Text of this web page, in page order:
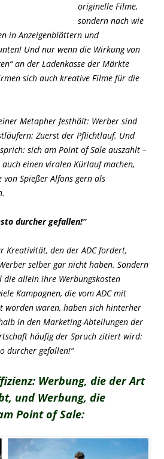
originelle Filme,
sondern nach wie
in Anzeigenblättern und
Und nur wenn die Wirkung von
an der Ladenkasse der Märkte
sich auch kreative Filme für die
Metapher festhält: Werber sind
Zuerst der Pflichtlauf. Und
sich am Point of Sale auszahlt –
einen viralen Kürlauf machen,
von Spießer Alfons gern als
durcher gefallen!“
Kreativität, den der ADC fordert,
selber gar nicht haben. Sondern
die allein ihre Werbungskosten
Kampagnen, die vom ADC mit
worden waren, haben sich hinterher
in den Marketing-Abteilungen der
häufig der Spruch zitiert wird:
durcher gefallen!“
Werbung, die der Art
und Werbung, die
Point of Sale: